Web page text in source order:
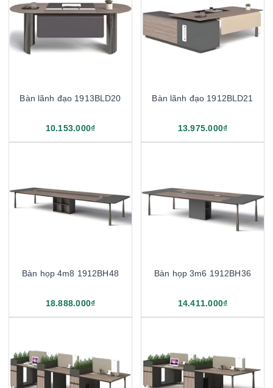
Bàn lãnh đạo 1913BLD20
10.153.000₫
Bàn lãnh đạo 1912BLD21
13.975.000₫
Bàn họp 4m8 1912BH48
18.888.000₫
Bàn họp 3m6 1912BH36
14.411.000₫